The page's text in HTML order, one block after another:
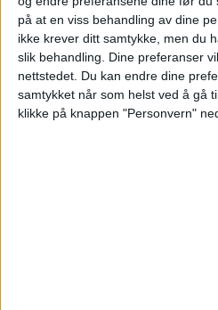
på at en viss behandling av dine
ikke krever ditt samtykke, men du
slik behandling. Dine preferanser
nettstedet. Du kan endre dine
samtykket når som helst ved å gå
klikke på knappen "Personvern"